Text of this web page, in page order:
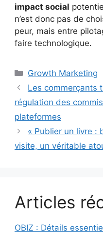
impact social
n’est donc pas de
peur, mais entre
faire technologique.
Catégories
Growth Marketing
Les commerçants
régulation des
plateformes
« Publier un livre :
visite, un véritable
Articles
OBIZ : Détails